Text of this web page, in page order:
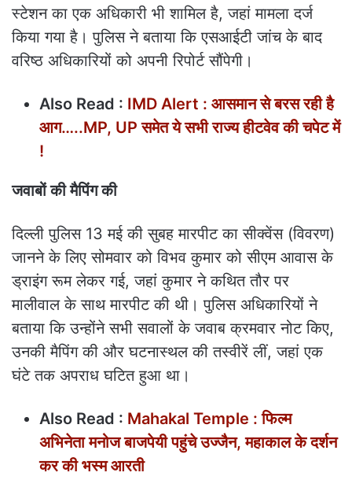
स्टेशन का एक अधिकारी भी शामिल है, जहां मामला दर्ज
किया गया है। पुलिस ने बताया कि एसआईटी जांच के बाद
वरिष्ठ अधिकारियों को अपनी रिपोर्ट सौंपेगी।
Also Read : IMD Alert : आसमान से बरस रही है
आग…..MP, UP समेत ये सभी राज्य हीटवेव की चपेट में
!
जवाबों की मैपिंग की
दिल्ली पुलिस 13 मई की सुबह मारपीट का सीक्वेंस (विवरण)
जानने के लिए सोमवार को विभव कुमार को सीएम आवास के
ड्राइंग रूम लेकर गई, जहां कुमार ने कथित तौर पर
मालीवाल के साथ मारपीट की थी। पुलिस अधिकारियों ने
बताया कि उन्होंने सभी सवालों के जवाब क्रमवार नोट किए,
उनकी मैपिंग की और घटनास्थल की तस्वीरें लीं, जहां एक
घंटे तक अपराध घटित हुआ था।
Also Read : Mahakal Temple : फिल्म
अभिनेता मनोज बाजपेयी पहुंचे उज्‍जैन, महाकाल के दर्शन
कर की भस्म आरती